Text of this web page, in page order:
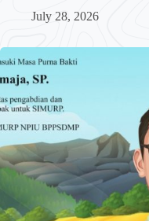
July 28, 2026